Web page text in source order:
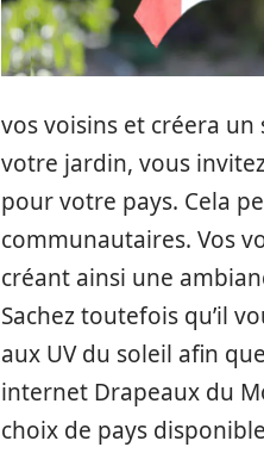
vos voisins et créera
votre jardin, vous
pour votre pays. Cela
communautaires. Vos
créant ainsi une
Sachez toutefois qu’il
aux UV du soleil afin
internet Drapeaux du
choix de pays